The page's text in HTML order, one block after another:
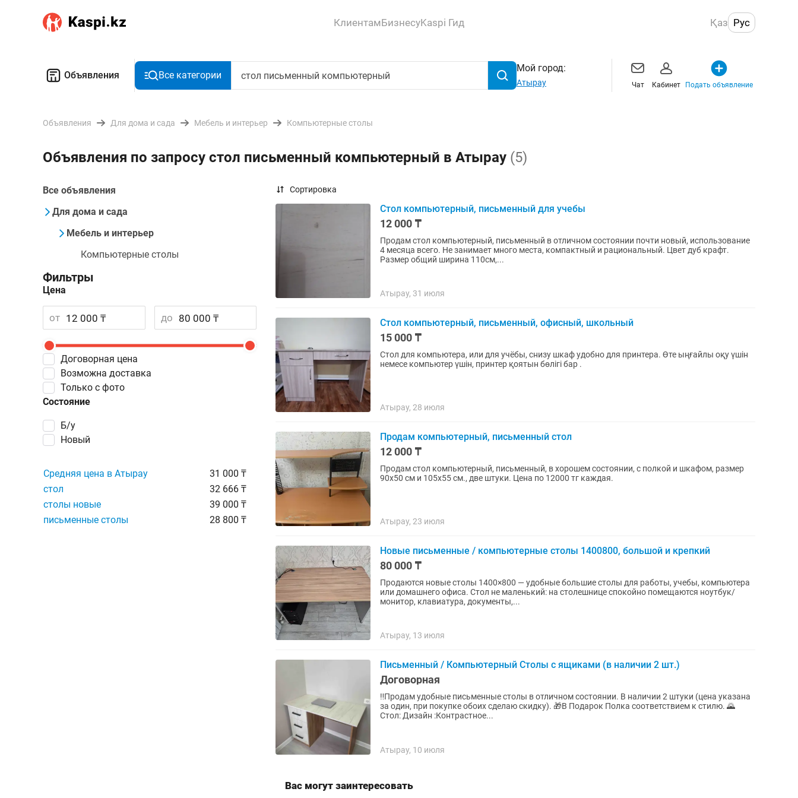
КлиентамБизнесуKaspi Гид Қаз Рус
Объявления Все категории
Мой город:
Атырау Чат Кабинет Подать объявление
Объявления Для дома и сада Мебель и интерьер Компьютерные столы
Объявления по запросу стол письменный компьютерный в Атырау (5)
Все объявления
Для дома и сада
Мебель и интерьер
Компьютерные столы
Фильтры
Цена
от до
Договорная цена
Возможна доставка
Состояние
Б/у
Новый
Только с фото
Средняя цена в Атырау
31 000 ₸
стол
32 666 ₸
столы новые
39 000 ₸
письменные столы
28 800 ₸
Сортировка
Стол компьютерный, письменный для учебы
12 000 ₸
Продам стол компьютерный, письменный в отличном состоянии почти новый, использование
4 месяца всего. Не занимает много места, компактный и рациональный. Цвет дуб крафт.
Размер общий ширина 110см,...
Атырау, 31 июля
Стол компьютерный, письменный, офисный, школьный
15 000 ₸
Стол для компьютера, или для учёбы, снизу шкаф удобно для принтера. Өте ыңғайлы оқу үшін
немесе компьютер үшін, принтер қоятын бөлігі бар .
Атырау, 28 июля
Продам компьютерный, письменный стол
12 000 ₸
Продам стол компьютерный, письменный, в хорошем состоянии, с полкой и шкафом, размер
90х50 см и 105х55 см., две штуки. Цена по 12000 тг каждая.
Атырау, 23 июля
Новые письменные / компьютерные столы 1400800, большой и крепкий
80 000 ₸
Продаются новые столы 1400×800 — удобные большие столы для работы, учебы, компьютера
или домашнего офиса. Стол не маленький: на столешнице спокойно помещаются ноутбук/
монитор, клавиатура, документы,...
Атырау, 13 июля
Письменный / Компьютерный Столы с ящиками (в наличии 2 шт.)
Договорная
‼️Продам удобные письменные столы в отличном состоянии. В наличии 2 штуки (цена указана
за один, при покупке обоих сделаю скидку). 🎁В Подарок Полка соответствием к стилю. 🌄
Стол: Дизайн :Контрастное...
Атырау, 10 июля
Вас могут заинтересовать